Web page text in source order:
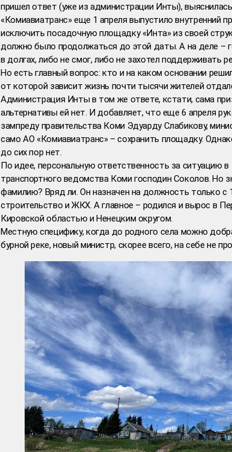
пришел ответ (уже из администрации Инты),
«Комиавиатранс» еще 1 апреля выпустило внутренний
исключить посадочную площадку «Инта» из своей
должно было продолжаться до этой даты. А на деле –
в долгах, либо не смог, либо не захотел поддерживать
Но есть главный вопрос: кто и на каком основании
от которой зависит жизнь почти тысячи жителей
Администрация Инты в том же ответе, кстати, сама
альтернативы ей нет. И добавляет, что еще 6 апреля
зампреду правительства Коми Эдуарду Слабикову,
само АО «Комиавиатранс» – сохранить площадку.
до сих пор нет.
По идее, персональную ответственность за ситуацию
транспортного ведомства Коми господин Соколов. Но
фамилию? Вряд ли. Он назначен на должность только с
строительство и ЖКХ. А главное – родился и вырос в
Кировской областью и Ненецким округом.
Местную специфику, когда до родного села можно
бурной реке, новый министр, скорее всего, на себе не